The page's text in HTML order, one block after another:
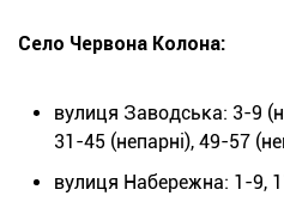
Село Червона Колона:
вулиця Заводська: 3-9
31-45 (непарні), 49-57
вулиця Набережна: 1-9,